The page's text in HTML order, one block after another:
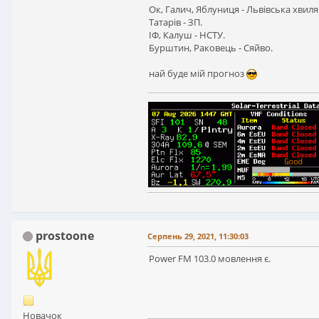
Ок, Галич, Яблуниця - Львівська
Татарів - ЗП.
ІФ, Калуш - НСТУ.
Бурштин, Раковець - Сяйво.
най буде мій прогноз
prostoone
Новачок
Серпень 29, 2021, 11:30:03
Power FM 103.0 мовлення є.